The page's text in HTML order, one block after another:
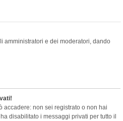
amministratori e dei moderatori, dando
accadere: non sei registrato o non hai
disabilitato i messaggi privati per tutto il